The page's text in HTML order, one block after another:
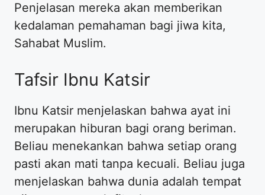
Penjelasan mereka akan memberikan
kedalaman pemahaman bagi jiwa kita,
Sahabat Muslim.
Tafsir Ibnu Katsir
Ibnu Katsir menjelaskan bahwa ayat ini
merupakan hiburan bagi orang beriman.
Beliau menekankan bahwa setiap orang
pasti akan mati tanpa kecuali. Beliau juga
menjelaskan bahwa dunia adalah tempat